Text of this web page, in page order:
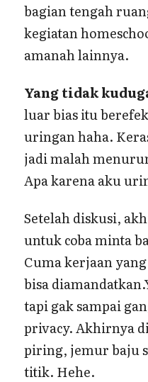
bagian tengah
kegiatan
amanah lainnya.
Yang tidak
luar bias itu
uringan haha.
jadi malah
Apa karena aku
Setelah diskusi,
untuk coba minta
Cuma kerjaan
bisa
tapi gak sampai
privacy. Akhirnya
piring, jemur baju
titik. Hehe.